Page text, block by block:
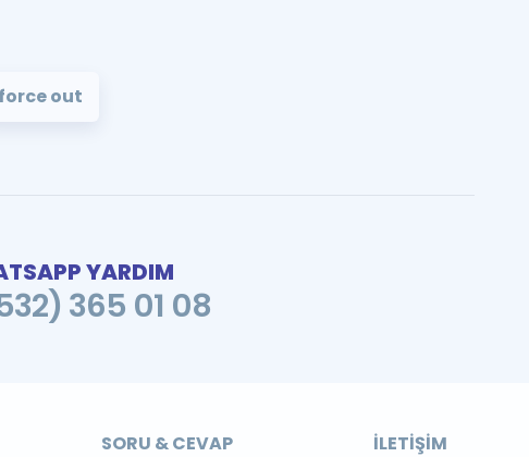
force out
YARDIM
365 01 08
SORU & CEVAP İLETIŞIM